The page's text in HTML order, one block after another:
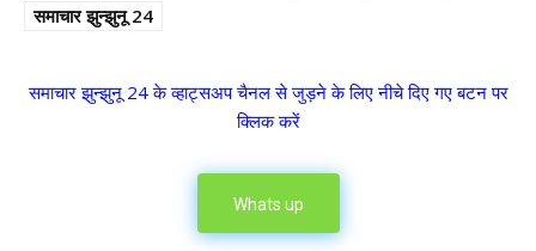
समाचार झुन्झुनू 24
समाचार झुन्झुनू 24 के व्हाट्सअप चैनल से जुड़ने के लिए नीचे दिए गए बटन पर
क्लिक करें
Whats up